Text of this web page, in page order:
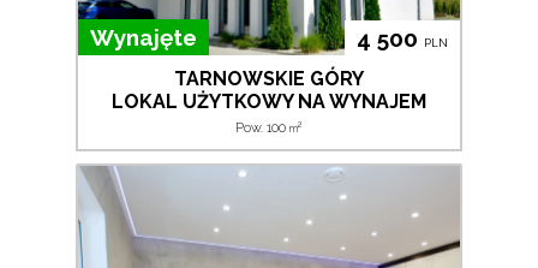
Wynajęte 4 500 PLN
TARNOWSKIE GÓRY
LOKAL UŻYTKOWY NA WYNAJEM
Pow. 100 m2